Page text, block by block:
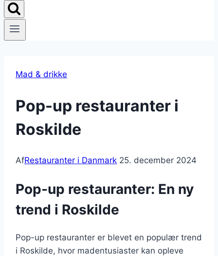
Mad & drikke
Pop-up restauranter i
Roskilde
AfRestauranter i Danmark 25. december 2024
Pop-up restauranter: En ny
trend i Roskilde
Pop-up restauranter er blevet en populær trend
i Roskilde, hvor madentusiaster kan opleve